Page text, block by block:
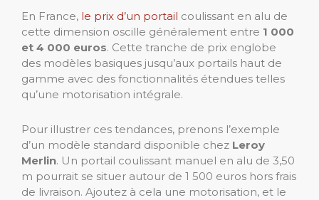
En France, le prix d’un portail coulissant en alu de
cette dimension oscille généralement entre 1 000
et 4 000 euros. Cette tranche de prix englobe
des modèles basiques jusqu’aux portails haut de
gamme avec des fonctionnalités étendues telles
qu’une motorisation intégrale.
Pour illustrer ces tendances, prenons l’exemple
d’un modèle standard disponible chez Leroy
Merlin. Un portail coulissant manuel en alu de 3,50
m pourrait se situer autour de 1 500 euros hors frais
de livraison. Ajoutez à cela une motorisation, et le